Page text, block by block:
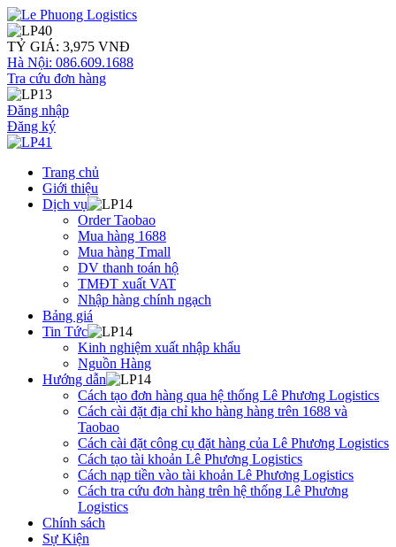
TỶ GIÁ: 3,975 VNĐ
Hà Nội: 086.609.1688
Tra cứu đơn hàng
Đăng nhập
Đăng ký
Trang chủ
Giới thiệu
Dịch vụ
Order Taobao
Mua hàng 1688
Mua hàng Tmall
DV thanh toán hộ
TMĐT xuất VAT
Nhập hàng chính ngạch
Bảng giá
Tin Tức
Kinh nghiệm xuất nhập khẩu
Nguồn Hàng
Hướng dẫn
Cách tạo đơn hàng qua hệ thống Lê Phương Logistics
Cách cài đặt địa chỉ kho hàng hàng trên 1688 và
Taobao
Cách cài đặt công cụ đặt hàng của Lê Phương Logistics
Cách tạo tài khoản Lê Phương Logistics
Cách nạp tiền vào tài khoản Lê Phương Logistics
Cách tra cứu đơn hàng trên hệ thống Lê Phương
Logistics
Chính sách
Sự Kiện